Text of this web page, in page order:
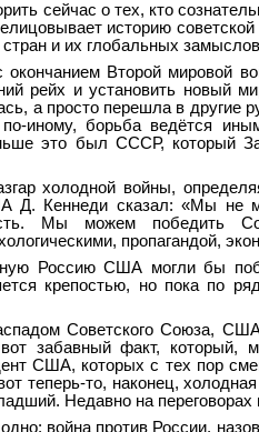
сейчас о тех, кто
историю
и их глобальных
окончанием Второй мировой
рейх и установить новый
а просто перешла в
иному, борьба ведётся
это был СССР, который
холодной войны,
Д. Кеннеди сказал: «Мы не
Мы можем победить
пропагандой,
Россию США могли бы
крепостью, но пока по
Советского Союза,
забавный факт, который,
США, которых с тех пор
теперь-то, наконец,
Недавно на
война против России,